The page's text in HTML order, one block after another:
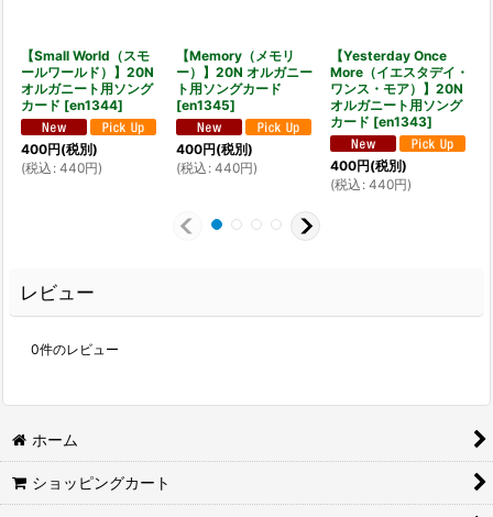
【Small World（スモ
ールワールド）】20N
オルガニート用ソング
カード [en1344]
400円(税別)
(税込 : 440円)
【Memory（メモリ
ー）】20N オルガニー
ト用ソングカード
[en1345]
400円(税別)
(税込 : 440円)
【Yesterday Once
More（イエスタデイ・
ワンス・モア）】20N
オルガニート用ソング
カード [en1343]
400円(税別)
(税込 : 440円)
レビュー
0件のレビュー
ホーム
ショッピングカート